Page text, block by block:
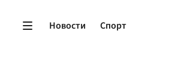
Новости Спорт